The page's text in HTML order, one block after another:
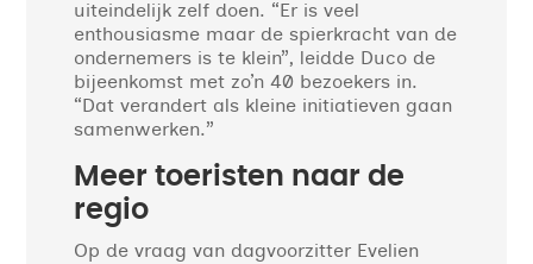
uiteindelijk zelf doen. “Er is veel
enthousiasme maar de spierkracht van de
ondernemers is te klein”, leidde Duco de
bijeenkomst met zo’n 40 bezoekers in.
“Dat verandert als kleine initiatieven gaan
samenwerken.”
Meer toeristen naar de
regio
Op de vraag van dagvoorzitter Evelien